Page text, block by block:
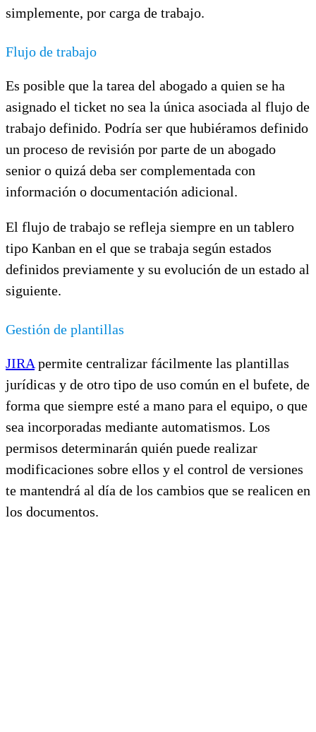
simplemente, por carga de trabajo.
Flujo de trabajo
Es posible que la tarea del abogado a quien se ha
asignado el ticket no sea la única asociada al flujo de
trabajo definido. Podría ser que hubiéramos definido
un proceso de revisión por parte de un abogado
senior o quizá deba ser complementada con
información o documentación adicional.
El flujo de trabajo se refleja siempre en un tablero
tipo Kanban en el que se trabaja según estados
definidos previamente y su evolución de un estado al
siguiente.
Gestión de plantillas
JIRA permite centralizar fácilmente las plantillas
jurídicas y de otro tipo de uso común en el bufete, de
forma que siempre esté a mano para el equipo, o que
sea incorporadas mediante automatismos. Los
permisos determinarán quién puede realizar
modificaciones sobre ellos y el control de versiones
te mantendrá al día de los cambios que se realicen en
los documentos.